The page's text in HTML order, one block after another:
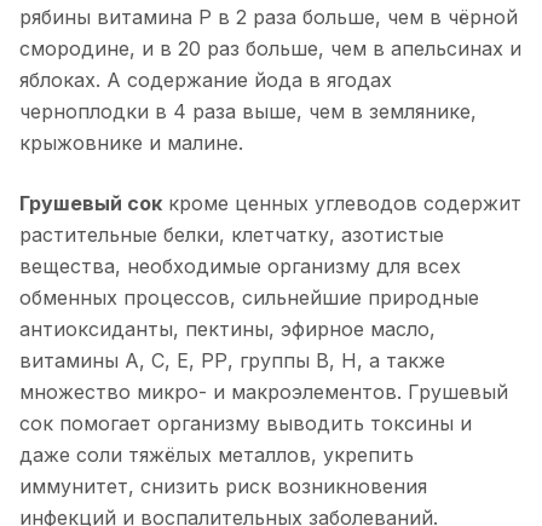
рябины витамина P в 2 раза больше, чем в чёрной
смородине, и в 20 раз больше, чем в апельсинах и
яблоках. А содержание йода в ягодах
черноплодки в 4 раза выше, чем в землянике,
крыжовнике и малине.
Грушевый сок кроме ценных углеводов содержит
растительные белки, клетчатку, азотистые
вещества, необходимые организму для всех
обменных процессов, сильнейшие природные
антиоксиданты, пектины, эфирное масло,
витамины А, С, Е, РР, группы В, Н, а также
множество микро- и макроэлементов. Грушевый
сок помогает организму выводить токсины и
даже соли тяжёлых металлов, укрепить
иммунитет, снизить риск возникновения
инфекций и воспалительных заболеваний.